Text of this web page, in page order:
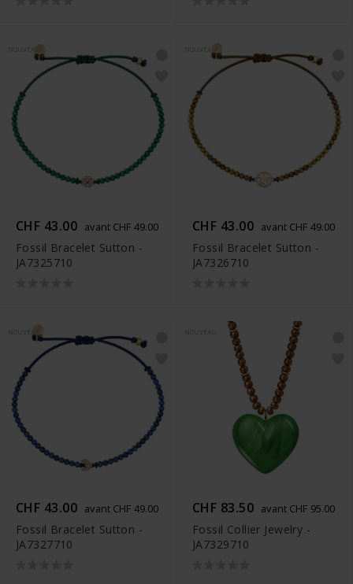
NOUVEAU
CHF 43.00 avant CHF 49.00
Fossil Bracelet Sutton -
JA7325710
NOUVEAU
CHF 43.00 avant CHF 49.00
Fossil Bracelet Sutton -
JA7326710
CHF 43.00 avant CHF 49.00
Fossil Bracelet Sutton -
JA7327710
CHF 83.50 avant CHF 95.00
Fossil Collier Jewelry -
JA7329710